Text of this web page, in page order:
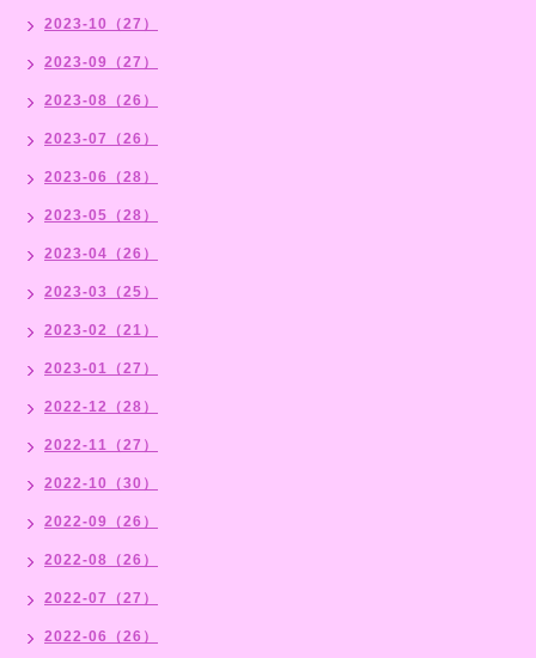
2023-10（27）
2023-09（27）
2023-08（26）
2023-07（26）
2023-06（28）
2023-05（28）
2023-04（26）
2023-03（25）
2023-02（21）
2023-01（27）
2022-12（28）
2022-11（27）
2022-10（30）
2022-09（26）
2022-08（26）
2022-07（27）
2022-06（26）